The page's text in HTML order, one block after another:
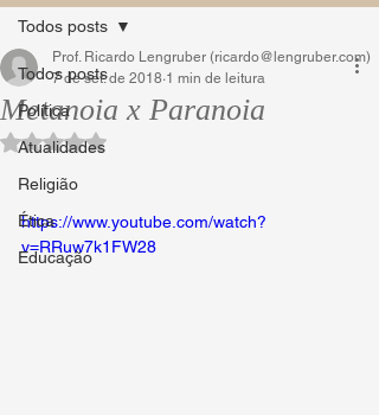
Todos posts
Política
Atualidades
Religião
Ética
Educação
Todos posts
Metanoia x Paranoia
Prof. Ricardo Lengruber (ricardo@lengruber.com)
7 de set. de 2018 1 min de leitura
Avaliado com NaN de 5 estrelas.
https://www.youtube.com/watch?
v=RRuw7k1FW28